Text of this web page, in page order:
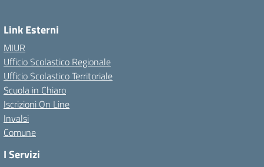
Link Esterni
MIUR
Ufficio Scolastico Regionale
Ufficio Scolastico Territoriale
Scuola in Chiaro
Iscrizioni On Line
Invalsi
Comune
I Servizi